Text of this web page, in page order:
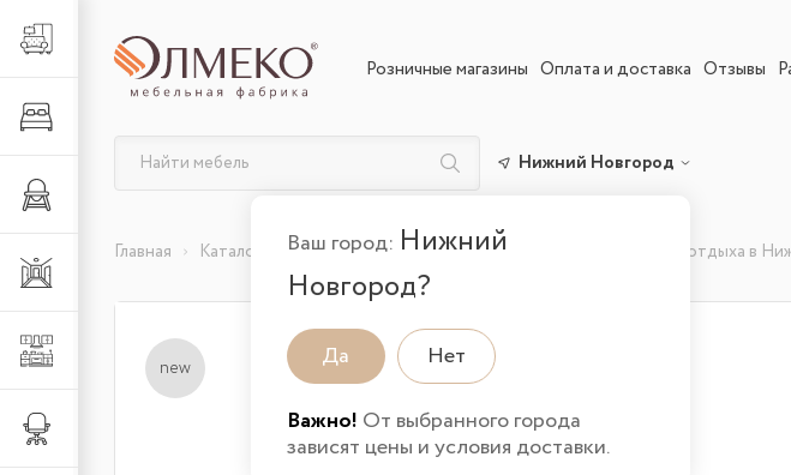
Гостиная
Розничные магазины Оплата и доставка Отзывы
Нижний Новгород
Ваш город: Нижний
Новгород?
Да Нет
Важно! От выбранного города
зависят цены и условия доставки.
Главная Каталог товаров Мягкая Кресла Каро М / Кресло для отдыха в
new